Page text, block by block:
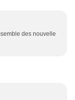
des nouvelle